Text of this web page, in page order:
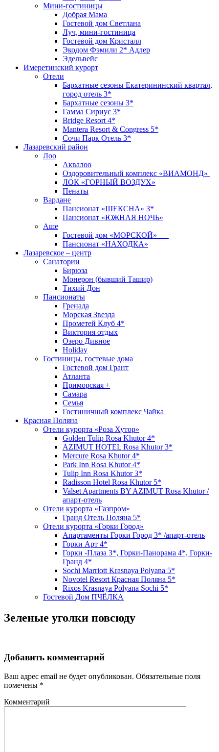
Мини-гостиницы
Добрая Мама
Гостевой дом Светлана
Луч, мини-гостиница
Гостевой дом Кристалл
Экодом Фэмили 2* Адлер
Эдельвейс
Имеретинский курорт
Отели
Бархатные сезоны Екатерининский квартал,
город отель 3*
Бархатные сезоны 3*
Гамма Сириус 3*
Bridge Resort 4*
Mantera Resort & Congress 5*
Сочи Парк Отель 3*
Лазаревский район
Лоо
Аквалоо
Оздоровительный комплекс «ВИАМОНД»
ЛОК «ГОРНЫЙ ВОЗДУХ»
Пенаты
Вардане
Пансионат «ШЕКСНА» 3*
Пансионат «ЮЖНАЯ НОЧЬ»
Аше
Гостевой дом «МОРСКОЙ»
Пансионат «НАХОДКА»
Лазаревское – центр
Санатории
Бирюза
Монерон (бывший Ташир)
Тихий Дон
Пансионаты
Гренада
Морская Звезда
Прометей Клуб 4*
Виктория отдых
Озеро Дивное
Holiday
Гостиницы, гостевые дома
Гостевой дом Грант
Атланта
Приморская +
Самара
Семья
Гостиничный комплекс Чайка
Красная Поляна
Отели курорта «Роза Хутор»
Golden Tulip Rosa Khutor 4*
AZIMUT HOTEL Rosa Khutor 3*
Mercure Rosa Khutor 4*
Park Inn Rosa Khutor 4*
Tulip Inn Rosa Khutor 3*
Radisson Hotel Rosa Khutor 5*
Valset Apartments BY AZIMUT Rosa Khutor /
апарт-отель
Отели курорта «Газпром»
Гранд Отель Поляна 5*
Отели курорта «Горки Город»
Апартаменты Горки Город 3* /апарт-отель
Горки Арт 4*
Горки -Плаза 3*, Горки-Панорама 4*, Горки-
Гранд 4*
Sochi Marriott Krasnaya Polyana 5*
Novotel Resort Красная Поляна 5*
Rixos Krasnaya Polyana Sochi 5*
Гостевой Дом ПЧЁЛКА
Зеленые уголки повсюду
Добавить комментарий
Ваш адрес email не будет опубликован. Обязательные поля
помечены *
Комментарий